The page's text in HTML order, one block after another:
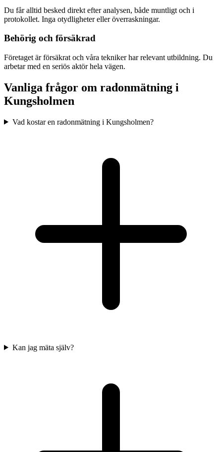
Du får alltid besked direkt efter analysen, både muntligt och i
protokollet. Inga otydligheter eller överraskningar.
Behörig och försäkrad
Företaget är försäkrat och våra tekniker har relevant utbildning. Du
arbetar med en seriös aktör hela vägen.
Vanliga frågor om radonmätning i
Kungsholmen
Vad kostar en radonmätning i Kungsholmen?
Kan jag mäta själv?